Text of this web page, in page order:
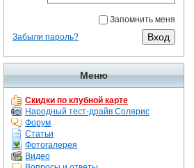
Запомнить меня
Забыли пароль?
Меню
Скидки по клубной карте
Народный тест-драйв Солярис
Форум
Статьи
Фотогалерея
Видео